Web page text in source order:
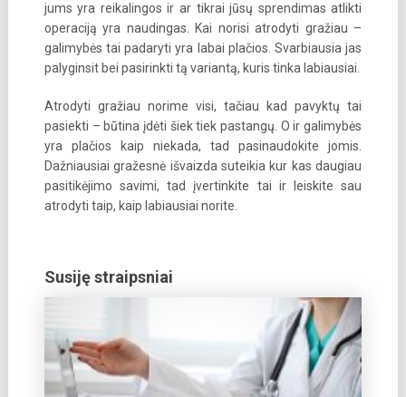
jums yra reikalingos ir ar tikrai jūsų sprendimas atlikti
operaciją yra naudingas. Kai norisi atrodyti gražiau –
galimybės tai padaryti yra labai plačios. Svarbiausia jas
palyginsit bei pasirinkti tą variantą, kuris tinka labiausiai.
Atrodyti gražiau norime visi, tačiau kad pavyktų tai
pasiekti – būtina įdėti šiek tiek pastangų. O ir galimybės
yra plačios kaip niekada, tad pasinaudokite jomis.
Dažniausiai gražesnė išvaizda suteikia kur kas daugiau
pasitikėjimo savimi, tad įvertinkite tai ir leiskite sau
atrodyti taip, kaip labiausiai norite.
Susiję straipsniai